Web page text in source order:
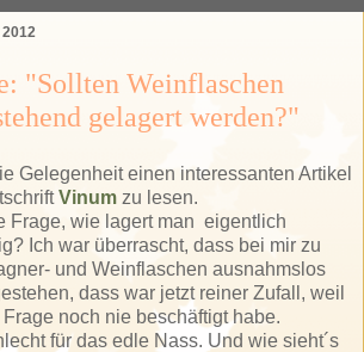
"Sollten Weinflaschen
gelagert werden?"
Gelegenheit einen interessanten Artikel
Vinum zu lesen.
Frage, wie lagert man eigentlich
Ich war überrascht, dass bei mir zu
und Weinflaschen ausnahmslos
dass war jetzt reiner Zufall, weil
noch nie beschäftigt habe.
für das edle Nass. Und wie sieht´s